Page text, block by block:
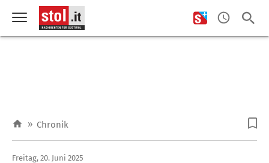
» Chronik
Freitag, 20. Juni 2025